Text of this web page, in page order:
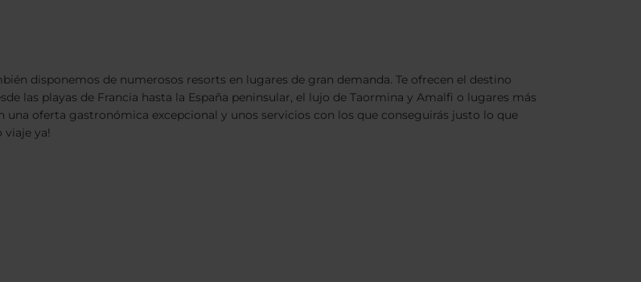
disponemos de numerosos resorts en lugares de gran demanda. Te ofrecen el destino
las playas de Francia hasta la España peninsular, el lujo de Taormina y Amalfi o lugares más
una oferta gastronómica excepcional y unos servicios con los que conseguirás justo lo que
viaje ya!